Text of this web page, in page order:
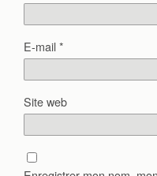
E-mail*
Site web